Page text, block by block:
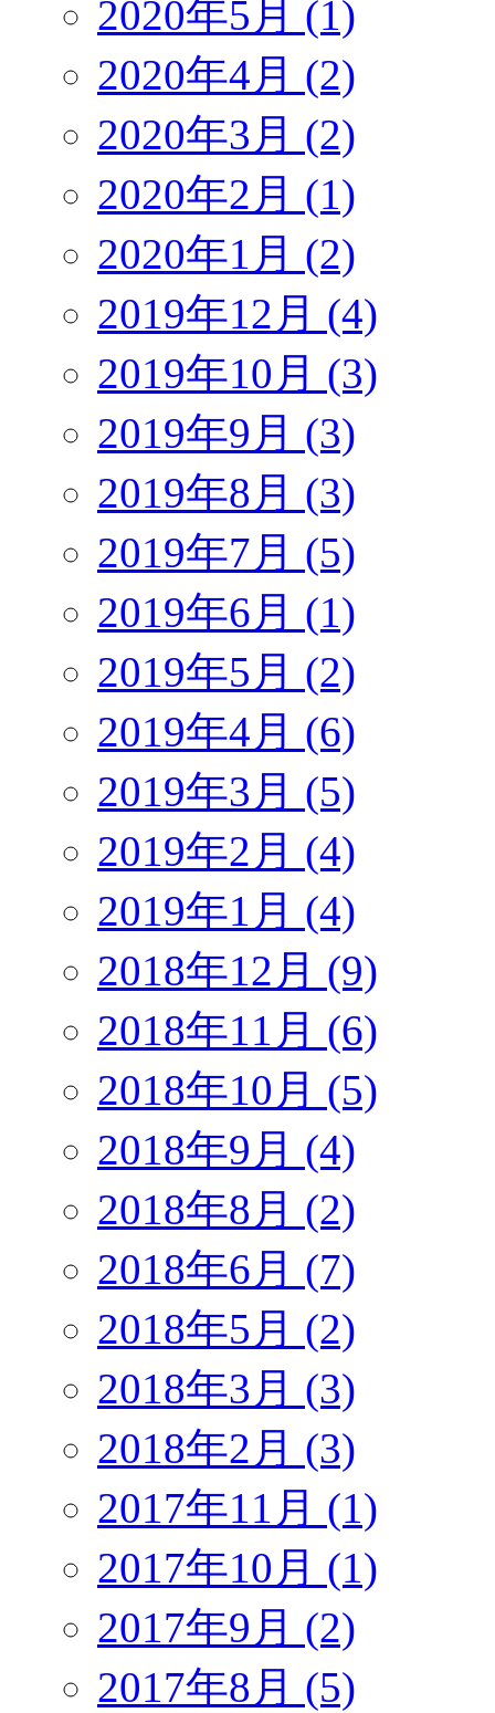
2020年5月 (1)
2020年4月 (2)
2020年3月 (2)
2020年2月 (1)
2020年1月 (2)
2019年12月 (4)
2019年10月 (3)
2019年9月 (3)
2019年8月 (3)
2019年7月 (5)
2019年6月 (1)
2019年5月 (2)
2019年4月 (6)
2019年3月 (5)
2019年2月 (4)
2019年1月 (4)
2018年12月 (9)
2018年11月 (6)
2018年10月 (5)
2018年9月 (4)
2018年8月 (2)
2018年6月 (7)
2018年5月 (2)
2018年3月 (3)
2018年2月 (3)
2017年11月 (1)
2017年10月 (1)
2017年9月 (2)
2017年8月 (5)